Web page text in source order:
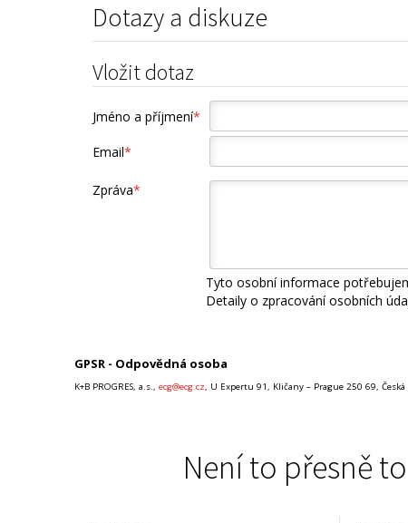
Dotazy a diskuze
Vložit dotaz
Jméno a příjmení*
Email*
Zpráva*
Tyto osobní informace
Detaily o zpracování osobních
GPSR - Odpovědná osoba
K+B PROGRES, a.s., ecg@ecg.cz, U Expertu 91, Kličany – Prague 250 69,
Není to přesně